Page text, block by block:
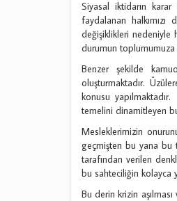
Siyasal iktidarın karar
faydalanan
değişiklikleri nedeniyle
durumun toplumumuza
Benzer şekilde
oluşturmaktadır.
konusu
temelini dinamitleyen
Mesleklerimizin
geçmişten bu yana bu
tarafından verilen
bu sahteciliğin kolayca
Bu derin krizin